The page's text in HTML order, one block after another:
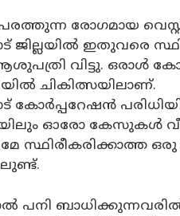
രോഗമായ
ജില്ലയിൽ ഇതുവരെ
വിട്ടു. ഒരാൾ
ചികിത്സയിലാണ്.
കോർപ്പറേഷൻ
ഓരോ കേസുകൾ
സ്ഥിരീകരിക്കാത്ത
പനി